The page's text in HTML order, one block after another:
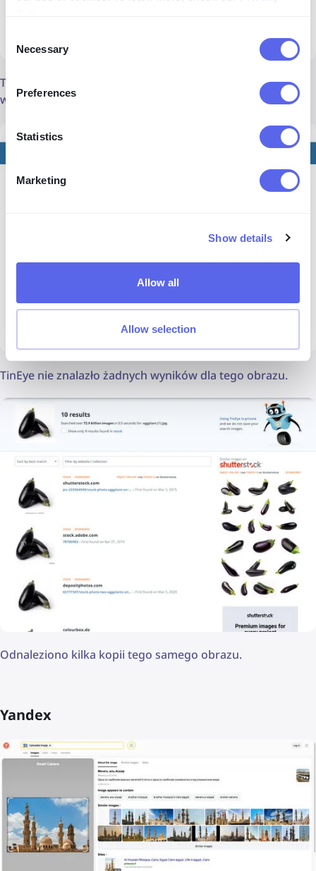
Selection
Necessary
Preferences
Statistics
Marketing
Show details
Allow all
Allow selection
TinEye zidentyfikowało oryginalne źródło obrazu, ale nie
wyświetliło żadnych podobnych zdjęć.
TinEye nie znalazło żadnych wyników dla tego obrazu.
Odnaleziono kilka kopii tego samego obrazu.
Yandex